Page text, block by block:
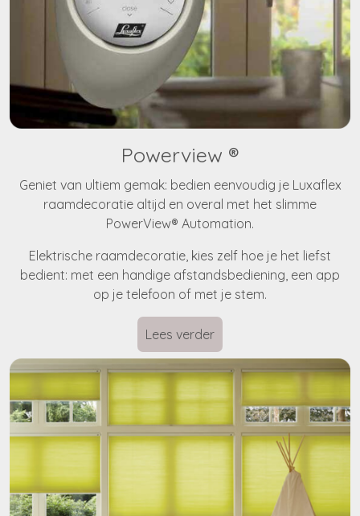
Powerview ®
Geniet van ultiem gemak: bedien eenvoudig je Luxaflex
raamdecoratie altijd en overal met het slimme
PowerView® Automation.
Elektrische raamdecoratie, kies zelf hoe je het liefst
bedient: met een handige afstandsbediening, een app
op je telefoon of met je stem.
Lees verder